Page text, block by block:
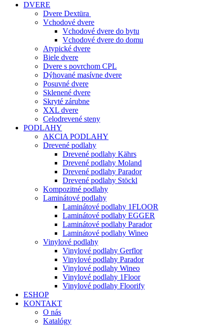
DVERE
Dvere Dextüra
Vchodové dvere
Vchodové dvere do bytu
Vchodové dvere do domu
Atypické dvere
Biele dvere
Dvere s povrchom CPL
Dýhované masívne dvere
Posuvné dvere
Sklenené dvere
Skryté zárubne
XXL dvere
Celodrevené steny
PODLAHY
AKCIA PODLAHY
Drevené podlahy
Drevené podlahy Kährs
Drevené podlahy Moland
Drevené podlahy Parador
Drevené podlahy Stöckl
Kompozitné podlahy
Laminátové podlahy
Laminátové podlahy 1FLOOR
Laminátové podlahy EGGER
Laminátové podlahy Parador
Laminátové podlahy Wineo
Vinylové podlahy
Vinylové podlahy Gerflor
Vinylové podlahy Parador
Vinylové podlahy Wineo
Vinylové podlahy 1Floor
Vinylové podlahy Floorify
ESHOP
KONTAKT
O nás
Katalógy